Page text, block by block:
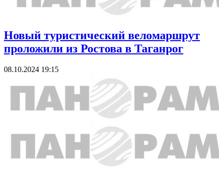
Новый туристический веломаршрут
проложили из Ростова в Таганрог
08.10.2024 19:15